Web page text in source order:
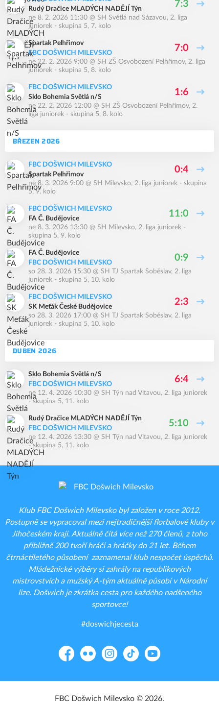
Rudý Dračice MLADÝCH NADĚJÍ Týn
7:3
ne 8. 2. 2026 11:30 @ SH Světlá nad Sázavou, 2. liga
juniorek - skupina 5, 7. kolo
Spartak Pelhřimov
FBC DOŠWICH MILEVSKO
7:0
ne 22. 2. 2026 9:00 @ SH ZŠ Osvobození Pelhřimov, 2. liga
juniorek - skupina 5, 8. kolo
FBC DOŠWICH MILEVSKO
Sklo Bohemia Světlá n/S
1:6
ne 22. 2. 2026 12:00 @ SH ZŠ Osvobození Pelhřimov, 2.
liga juniorek - skupina 5, 8. kolo
BŘEZEN 2026
FBC DOŠWICH MILEVSKO
Spartak Pelhřimov
0:4
ne 8. 3. 2026 9:00 @ SH Milevsko, 2. liga juniorek - skupina
5, 9. kolo
FBC DOŠWICH MILEVSKO
FA Č. Budějovice
11:0
ne 8. 3. 2026 13:30 @ SH Milevsko, 2. liga juniorek -
skupina 5, 9. kolo
FA Č. Budějovice
FBC DOŠWICH MILEVSKO
0:9
so 28. 3. 2026 15:30 @ SH TJ Spartak Soběslav, 2. liga
juniorek - skupina 5, 10. kolo
FBC DOŠWICH MILEVSKO
SK Meťák České Budějovice
2:3
so 28. 3. 2026 17:00 @ SH TJ Spartak Soběslav, 2. liga
juniorek - skupina 5, 10. kolo
DUBEN 2026
Sklo Bohemia Světlá n/S
FBC DOŠWICH MILEVSKO
6:4
ne 12. 4. 2026 10:30 @ SH Týn nad Vltavou, 2. liga juniorek
- skupina 5, 11. kolo
Rudý Dračice MLADÝCH NADĚJÍ Týn
FBC DOŠWICH MILEVSKO
5:10
ne 12. 4. 2026 13:30 @ SH Týn nad Vltavou, 2. liga juniorek
- skupina 5, 11. kolo
Klub FBC Došwich Milevsko byl založen v roce 2012.
Postupně se vypracoval mezi nejtradičnější florbalové kluby v
Jihočeském kraji. Aktuálně čítá více než 270 členů, z toho
přibližně 200 tvoří hráči a hráčky do 21 let. Během
čtrnáctiletého působení zaznamenal klub nespočet úspěchů.
Mládežnické výběry si zahrály na republikových
mistrovstvích a mužský A-tým aktuálně působí v Národní
lize. Došwich je zkrátka cesta pro každého nadšeného
sportovce!
#doswichjecesta
FacebookFlickr Instagram
TikTok YouTube
FBC Došwich Milevsko © 2026.